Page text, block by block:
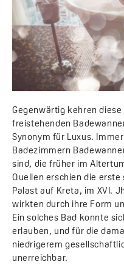
Gegenwärtig kehren
freistehenden
Synonym für Luxus.
Badezimmern
sind, die früher im
Quellen erschien die
Palast auf Kreta, im XVI.
wirkten durch ihre Form
Ein solches Bad konnte
erlauben, und für die
niedrigerem
unerreichbar.